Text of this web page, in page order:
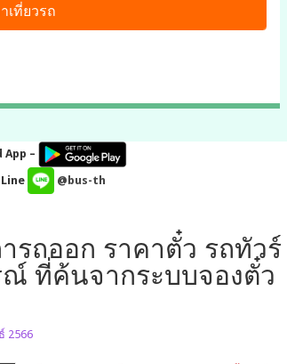
App –
@bus-th
รถออก ราคาตั๋ว รถทัวร์
ณ์ ที่ค้นจากระบบจองตั๋ว
2566